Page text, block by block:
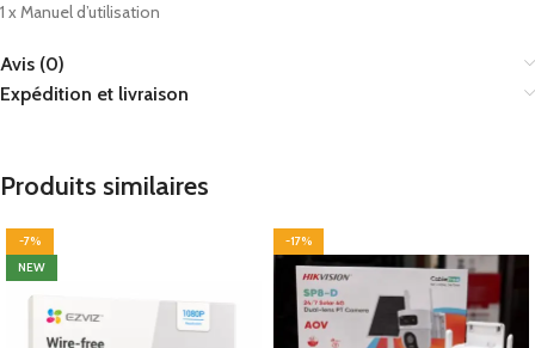
1 x Manuel d’utilisation
Avis (0)
Expédition et livraison
Produits similaires
-7%
NEW
-17%